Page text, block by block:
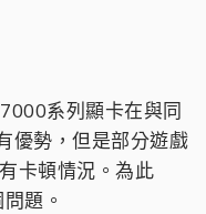
系列顯卡在與同
優勢，但是部分遊戲
卡頓情況。為此
題。